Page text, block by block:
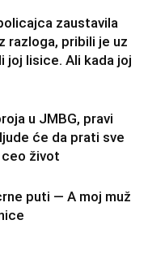
zaustavila
razloga, pribili je uz
joj lisice. Ali kada joj
u JMBG, pravi
će da prati sve
ceo život
puti — A moj muž